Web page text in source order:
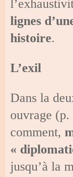
lignes
histoire.
L’exil
Dans la
ouvrage
comment,
«
jusqu’à la